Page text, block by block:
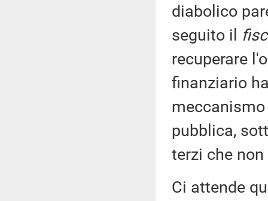
diabolico
seguito il
recuperare
finanziario
pubblica,
terzi che
Ci attende